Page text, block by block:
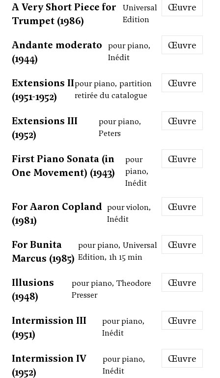
A Very Short Piece for
Trumpet (1986)
Universal
Edition
Œuvre
Andante moderato
(1944)
pour piano,
Inédit
Œuvre
Extensions II
(1951-1952)
pour piano, partition
retirée du catalogue
Œuvre
Extensions III
(1952)
pour piano,
Peters
Œuvre
First Piano Sonata (in
One Movement) (1943)
pour
piano,
Inédit
Œuvre
For Aaron Copland
(1981)
pour violon,
Inédit
Œuvre
For Bunita
Marcus (1985)
pour piano, Universal
Edition, 1h 15 min
Œuvre
Illusions
(1948)
pour piano, Theodore
Presser
Œuvre
Intermission III
(1951)
pour piano,
Inédit
Œuvre
Intermission IV
(1952)
pour piano,
Inédit
Œuvre